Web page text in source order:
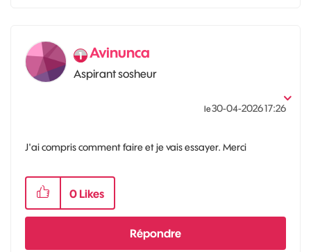
Avinunca
Aspirant sosheur
le‎30-04-202617:26
J'ai compris comment faire et je vais essayer. Merci
0 Likes
Répondre